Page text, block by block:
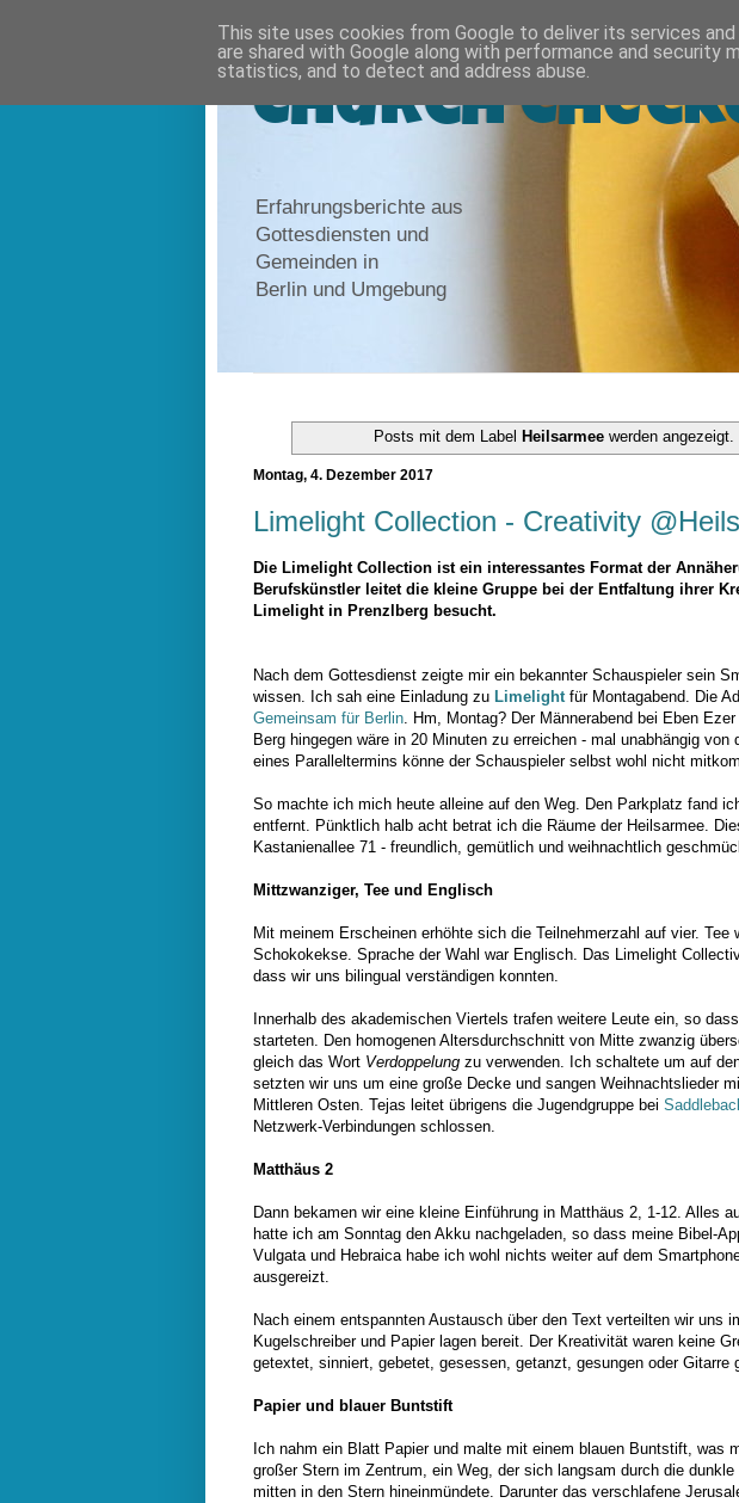
Church
Erfahrungsberichte aus
Gottesdiensten und
Gemeinden in
Berlin und Umgebung
Posts mit dem Label Heilsarmee werden angezeigt.
Montag, 4. Dezember 2017
Limelight Collection - Creativity
Die Limelight Collection ist ein interessantes Format der
Berufskünstler leitet die kleine Gruppe bei der Entfaltung ihrer
Limelight in Prenzlberg besucht.
Nach dem Gottesdienst zeigte mir ein bekannter Schauspieler sein
wissen. Ich sah eine Einladung zu Limelightfür Montagabend. Die
Gemeinsam für Berlin. Hm, Montag? Der Männerabend bei Eben
Berg hingegen wäre in 20 Minuten zu erreichen - mal unabhängig
eines Paralleltermins könne der Schauspieler selbst wohl nicht
So machte ich mich heute alleine auf den Weg. Den Parkplatz fand
entfernt. Pünktlich halb acht betrat ich die Räume der Heilsarmee.
Kastanienallee 71 - freundlich, gemütlich und weihnachtlich
Mittzwanziger, Tee und Englisch
Mit meinem Erscheinen erhöhte sich die Teilnehmerzahl auf vier.
Schokokekse. Sprache der Wahl war Englisch. Das Limelight
dass wir uns bilingual verständigen konnten.
Innerhalb des akademischen Viertels trafen weitere Leute ein, so
starteten. Den homogenen Altersdurchschnitt von Mitte zwanzig
gleich das Wort Verdoppelung zu verwenden. Ich schaltete um auf
setzten wir uns um eine große Decke und sangen Weihnachtslieder
Mittleren Osten. Tejas leitet übrigens die Jugendgruppe bei
Netzwerk-Verbindungen schlossen.
Matthäus 2
Dann bekamen wir eine kleine Einführung in Matthäus 2, 1-12. Alles
hatte ich am Sonntag den Akku nachgeladen, so dass meine Bibel-
Vulgata und Hebraica habe ich wohl nichts weiter auf dem
ausgereizt.
Nach einem entspannten Austausch über den Text verteilten wir uns
Kugelschreiber und Papier lagen bereit. Der Kreativität waren keine
getextet, sinniert, gebetet, gesessen, getanzt, gesungen oder Gitarre
Papier und blauer Buntstift
Ich nahm ein Blatt Papier und malte mit einem blauen Buntstift, was
großer Stern im Zentrum, ein Weg, der sich langsam durch die
mitten in den Stern hineinmündete. Darunter das verschlafene
This site uses cookies from Google to deliver its services
are shared with Google along with performance and security
statistics, and to detect and address abuse.